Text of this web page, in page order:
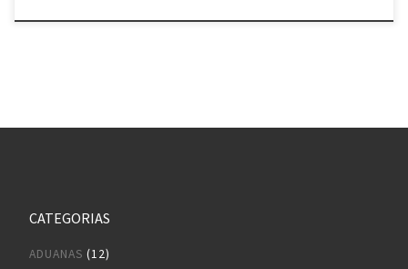
CATEGORIAS
ADUANAS (12)